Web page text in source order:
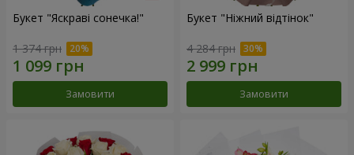
Букет "Яскраві сонечка!"
1 374 грн
Замовити
Букет "Ніжний відтінок"
4 284 грн
Замовити